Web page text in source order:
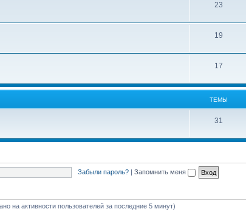
23
19
17
ТЕМЫ
31
Забыли пароль? | Запомнить меня
на активности пользователей за последние 5 минут)